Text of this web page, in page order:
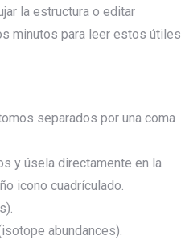
la estructura o editar
minutos para leer estos útiles
separados por una coma
y úsela directamente en la
icono cuadrículado.
abundances).